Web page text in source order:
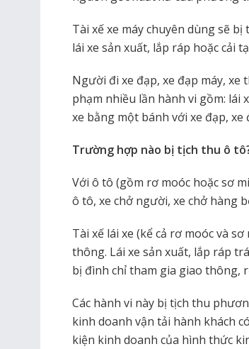
Tài xế xe máy chuyên dùng sẽ
lái xe sản xuất, lắp ráp hoặc cải
Người đi xe đạp, xe đạp máy, xe
phạm nhiều lần hành vi gồm: lái
xe bằng một bánh với xe đạp, xe
Trường hợp nào bị tịch thu ô
Với ô tô (gồm rơ moóc hoặc sơ
ô tô, xe chở người, xe chở hàng
Tài xế lái xe (kể cả rơ moóc và
thông. Lái xe sản xuất, lắp ráp
bị đình chỉ tham gia giao thông,
Các hành vi này bị tịch thu
kinh doanh vận tải hành khách
kiện kinh doanh của hình thức